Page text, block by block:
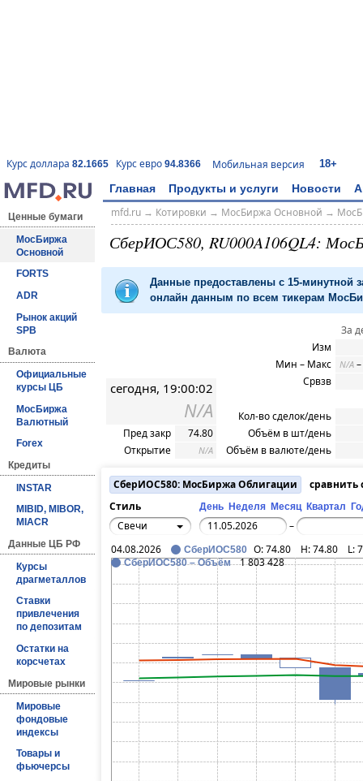
Курс доллара 82.1665 Курс евро 94.8366 Мобильная версия 18+
Главная Продукты и услуги Новости
Ценные бумаги
МосБиржа
Основной
FORTS
ADR
Рынок акций
SPB
Валюта
Официальные
курсы ЦБ
МосБиржа
Валютный
Forex
Кредиты
INSTAR
MIBID, MIBOR,
MIACR
Данные ЦБ РФ
Курсы
драгметаллов
Ставки
привлечения
по депозитам
Остатки на
корсчетах
Мировые рынки
Мировые
фондовые
индексы
Товары и
фьючерсы
mfd.ru→ Котировки → МосБиржа Основной →
СберИОС580, RU000A106QL4:
Данные предоставлены с 15-минутной
онлайн данным по всем тикерам
сегодня, 19:00:02
N/A
Пред закр
74.80
Открытие
N/A
За
Изм
Мин – Макс
N/A –
Срвзв
Кол-во сделок/день
Объём в шт/день
Объём в валюте/день
СберИОС580: МосБиржа Облигации
сравнить
Стиль
День Неделя Месяц Квартал
Свечи
–
04.08.2026
СберИОС580 O:74.80 H:74.80 L:
СберИОС580 – Объём 1 803 428